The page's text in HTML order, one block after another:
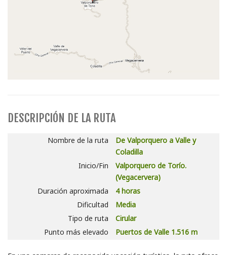
DESCRIPCIÓN DE LA RUTA
Nombre de la ruta
De Valporquero a Valle y
Coladilla
Inicio/Fin
Valporquero de Torío.
(Vegacervera)
Duración aproximada
4 horas
Dificultad
Media
Tipo de ruta
Cirular
Punto más elevado
Puertos de Valle 1.516 m